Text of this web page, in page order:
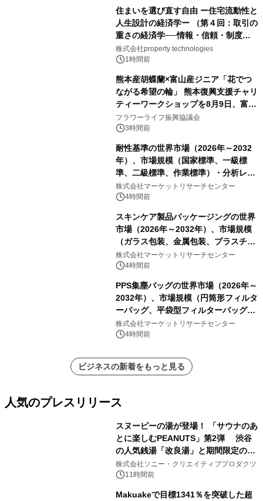
住まいを選び直す自由 ー住宅流動性と
人生設計の経済学ー （第４回：取引の
重さの経済学──情報・信頼・制度を
PropTechはどう組み替えるか）｜
PropTech-Lab
株式会社property technologies
1時間前
熊本産胡蝶蘭×富山産ジニア「花でつ
ながる希望の輪」 熊本復興支援チャリ
ティーワークショップを8月9日、富
山・射水で開催
フラワーライフ振興協議会
3時間前
耐性基準の世界市場（2026年～2032
年）、市場規模（国家標準、一級標
準、二級標準、作業標準）・分析レポ
ートを発表
株式会社マーケットリサーチセンター
4時間前
スキンケア製品パッケージングの世界
市場（2026年～2032年）、市場規模
（ガラス包装、金属包装、プラスチッ
ク包装、その他）・分析レポートを発
表
株式会社マーケットリサーチセンター
4時間前
PPS集塵バッグの世界市場（2026年～
2032年）、市場規模（円筒形フィルタ
ーバッグ、平袋型フィルターバッグ、
プリーツフィルターバッグ、その
他）・分析レポートを発表
株式会社マーケットリサーチセンター
4時間前
ビジネスの新着をもっと見る
人気のプレスリリース
スヌーピーの湯が登場！ 「サウナのあ
とに楽しむPEANUTS」第2弾 渋谷
の人気銭湯「改良湯」と期間限定のコ
ラボレーション サウナイキタイコラ
ボグッズも発売決定！
株式会社ソニー・クリエイティブプロダクツ
11時間前
Makuakeで目標1341％を突破した超